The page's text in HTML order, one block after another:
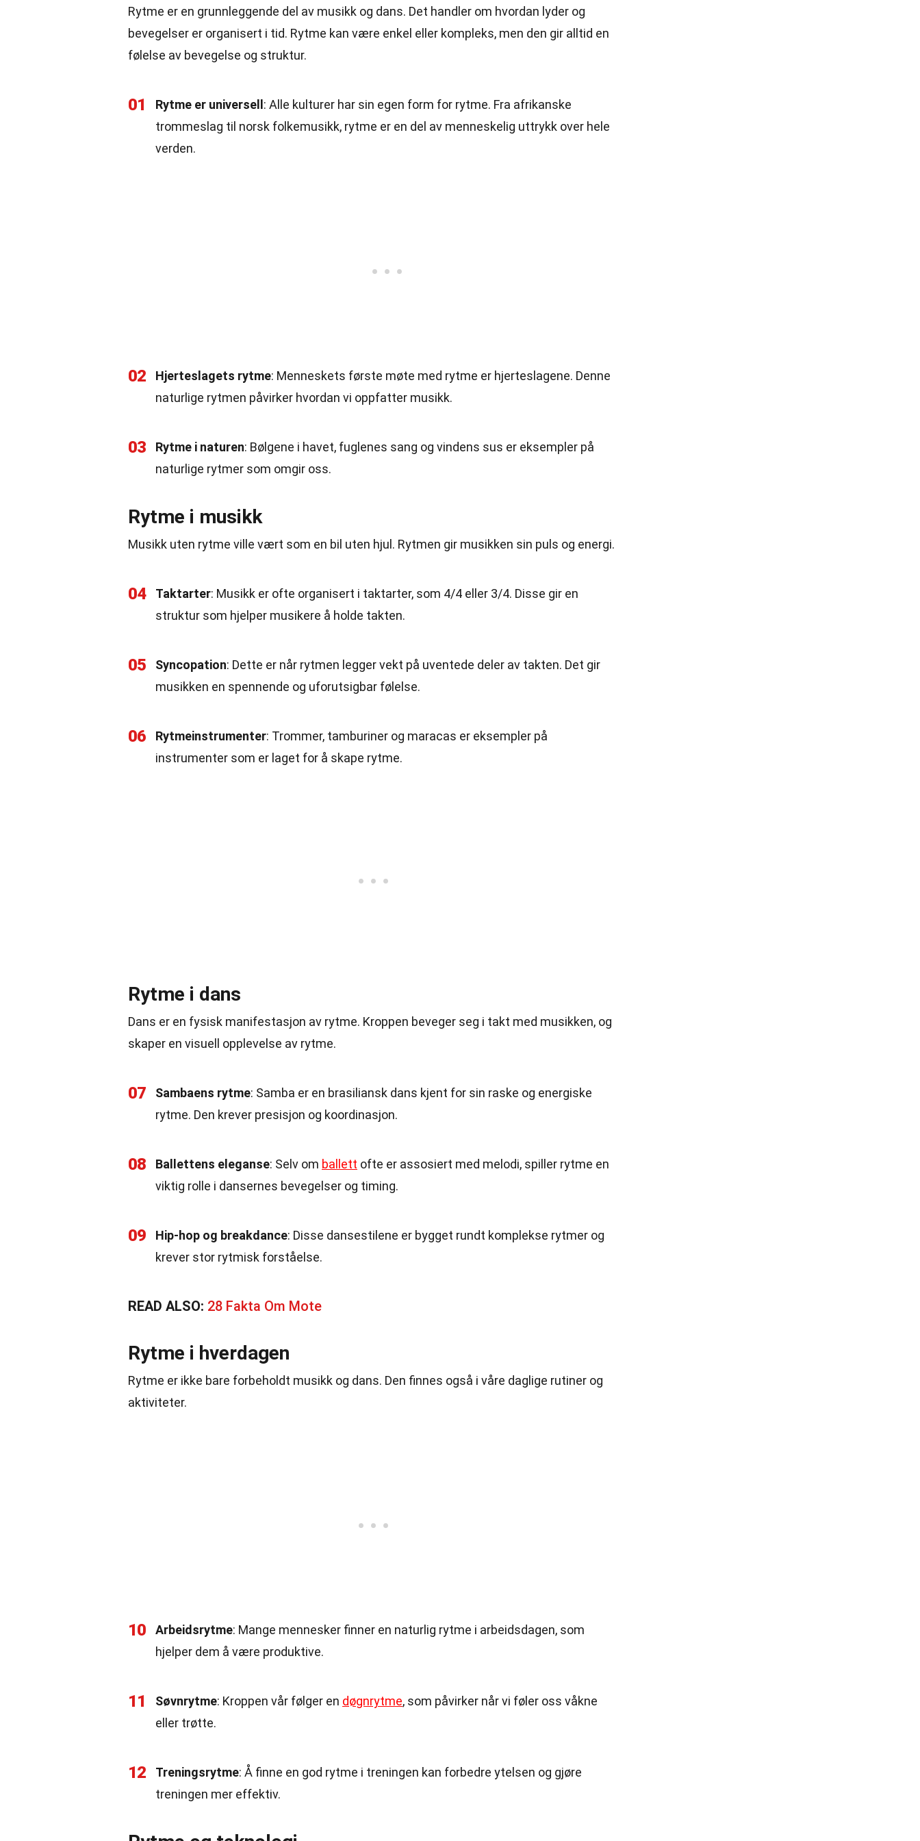
Rytme er en grunnleggende del av musikk og dans. Det handler om hvordan lyder og
bevegelser er organisert i tid. Rytme kan være enkel eller kompleks, men den gir alltid en
følelse av bevegelse og struktur.
01 Rytme er universell : Alle kulturer har sin egen form for rytme. Fra afrikanske
trommeslag til norsk folkemusikk, rytme er en del av menneskelig uttrykk over hele
verden.
02 Hjerteslagets rytme: Menneskets første møte med rytme er hjerteslagene. Denne
naturlige rytmen påvirker hvordan vi oppfatter musikk.
03 Rytme i naturen: Bølgene i havet, fuglenes sang og vindens sus er eksempler på
naturlige rytmer som omgir oss.
Rytme i musikk
Musikk uten rytme ville vært som en bil uten hjul. Rytmen gir musikken sin puls og energi.
04 Taktarter: Musikk er ofte organisert i taktarter, som 4/4 eller 3/4. Disse gir en
struktur som hjelper musikere å holde takten.
05 Syncopation: Dette er når rytmen legger vekt på uventede deler av takten. Det gir
musikken en spennende og uforutsigbar følelse.
06 Rytmeinstrumenter: Trommer, tamburiner og maracas er eksempler på
instrumenter som er laget for å skape rytme.
Rytme i dans
Dans er en fysisk manifestasjon av rytme. Kroppen beveger seg i takt med musikken, og
skaper en visuell opplevelse av rytme.
07 Sambaens rytme: Samba er en brasiliansk dans kjent for sin raske og energiske
rytme. Den krever presisjon og koordinasjon.
08 Ballettens eleganse: Selv om ballett ofte er assosiert med melodi, spiller rytme en
viktig rolle i dansernes bevegelser og timing.
09 Hip-hop og breakdance: Disse dansestilene er bygget rundt komplekse rytmer og
krever stor rytmisk forståelse.
READ ALSO: 28 Fakta Om Mote
Rytme i hverdagen
Rytme er ikke bare forbeholdt musikk og dans. Den finnes også i våre daglige rutiner og
aktiviteter.
10 Arbeidsrytme: Mange mennesker finner en naturlig rytme i arbeidsdagen, som
hjelper dem å være produktive.
11 Søvnrytme: Kroppen vår følger en døgnrytme, som påvirker når vi føler oss våkne
eller trøtte.
12 Treningsrytme: Å finne en god rytme i treningen kan forbedre ytelsen og gjøre
treningen mer effektiv.